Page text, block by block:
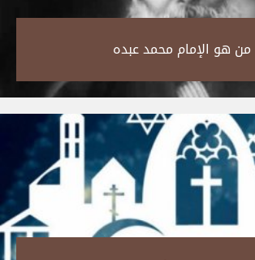
من هو الإمام محمد عبده‎